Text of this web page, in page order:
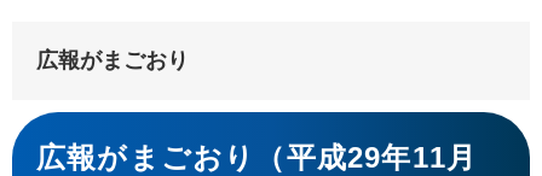
広報がまごおり
本
文
広報がまごおり（平成29年11月